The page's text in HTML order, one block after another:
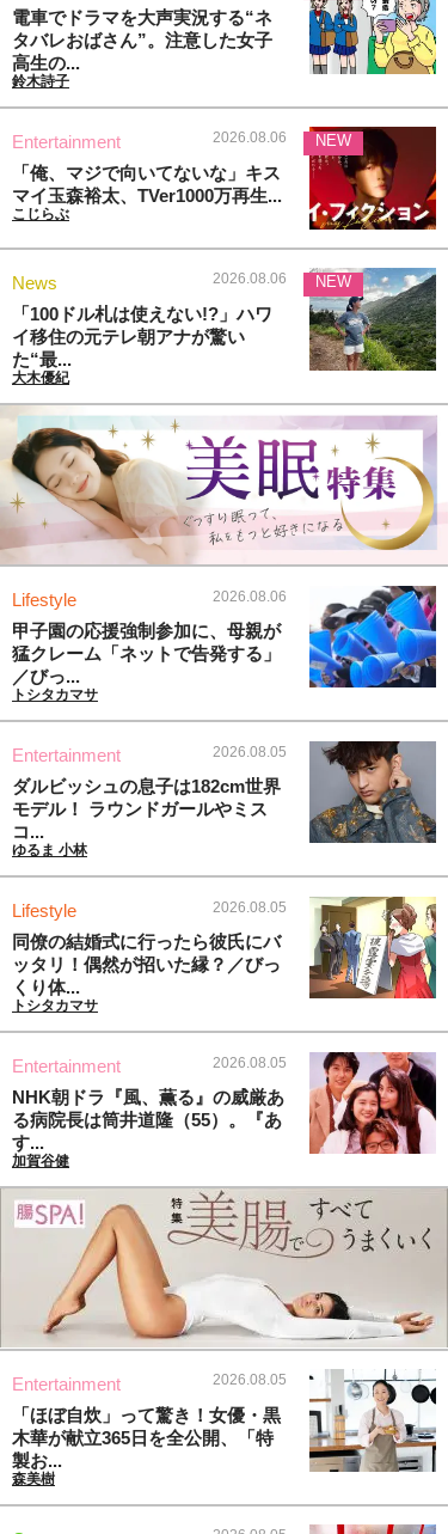
電車でドラマを大声実況する“ネ
タバレおばさん”。注意した女子
高生の...
鈴木詩子
Entertainment 2026.08.06
「俺、マジで向いてないな」キス
マイ玉森裕太、TVer1000万再生...
こじらぶ
NEW
News 2026.08.06
「100ドル札は使えない!?」ハワ
イ移住の元テレ朝アナが驚い
た“最...
大木優紀
NEW
Lifestyle 2026.08.06
甲子園の応援強制参加に、母親が
猛クレーム「ネットで告発する」
／びっ...
トシタカマサ
Entertainment 2026.08.05
ダルビッシュの息子は182cm世界
モデル！ ラウンドガールやミス
コ...
ゆるま 小林
Lifestyle 2026.08.05
同僚の結婚式に行ったら彼氏にバ
ッタリ！偶然が招いた縁？／びっ
くり体...
トシタカマサ
Entertainment 2026.08.05
NHK朝ドラ『風、薫る』の威厳あ
る病院長は筒井道隆（55）。『あ
す...
加賀谷健
Entertainment 2026.08.05
「ほぼ自炊」って驚き！女優・黒
木華が献立365日を全公開、「特
製お...
森美樹